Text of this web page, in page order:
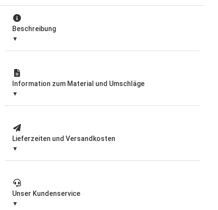
Beschreibung
Information zum Material und Umschläge
Lieferzeiten und Versandkosten
Unser Kundenservice